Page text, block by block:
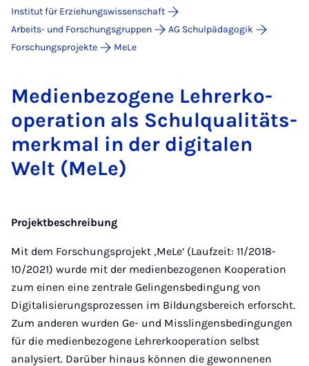
Institut für Erziehungswissenschaft
Arbeits- und Forschungsgruppen
AG Schulpädagogik
Forschungsprojekte
MeLe
Me­di­en­be­zo­ge­ne Leh­rer­ko­
ope­ra­ti­on als Schul­qua­li­täts­
merk­mal in der di­gi­ta­len
Welt (Me­Le)
Projektbeschreibung
Mit dem Forschungsprojekt ‚MeLe‘ (Laufzeit: 11/2018-
10/2021) wurde mit der medienbezogenen Kooperation
zum einen eine zentrale Gelingensbedingung von
Digitalisierungsprozessen im Bildungsbereich erforscht.
Zum anderen wurden Ge- und Misslingensbedingungen
für die medienbezogene Lehrerkooperation selbst
analysiert. Darüber hinaus können die gewonnenen